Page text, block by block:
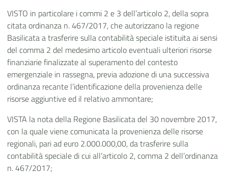
VISTO in particolare i commi 2 e 3 dell’articolo 2, della sopra
citata ordinanza n. 467/2017, che autorizzano la regione
Basilicata a trasferire sulla contabilità speciale istituita ai sensi
del comma 2 del medesimo articolo eventuali ulteriori risorse
finanziarie finalizzate al superamento del contesto
emergenziale in rassegna, previa adozione di una successiva
ordinanza recante l’identificazione della provenienza delle
risorse aggiuntive ed il relativo ammontare;
VISTA la nota della Regione Basilicata del 30 novembre 2017,
con la quale viene comunicata la provenienza delle risorse
regionali, pari ad euro 2.000.000,00, da trasferire sulla
contabilità speciale di cui all’articolo 2, comma 2 dell’ordinanza
n. 467/2017;